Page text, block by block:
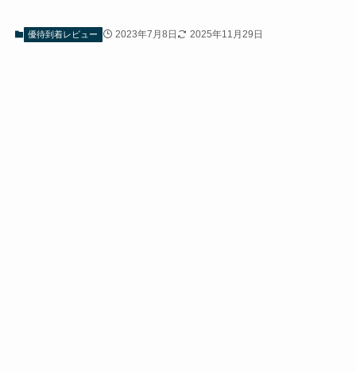
優待到着レビュー 2023年7月8日 2025年11月29日